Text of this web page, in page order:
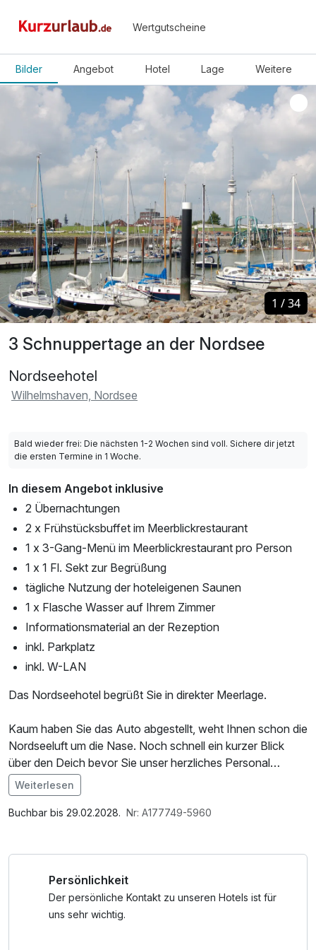
Wertgutscheine
Bilder Angebot Hotel Lage Weitere
3 Schnuppertage an der Nordsee
Nordseehotel
Wilhelmshaven, Nordsee
1 /34
1 /34
Bald wieder frei: Die nächsten 1-2 Wochen sind voll. Sichere dir jetzt
die ersten Termine in 1 Woche.
In diesem Angebot inklusive
2 Übernachtungen
2 x Frühstücksbuffet im Meerblickrestaurant
1 x 3-Gang-Menü im Meerblickrestaurant pro Person
1 x 1 Fl. Sekt zur Begrüßung
tägliche Nutzung der hoteleigenen Saunen
1 x Flasche Wasser auf Ihrem Zimmer
Informationsmaterial an der Rezeption
inkl. Parkplatz
inkl. W-LAN
Das Nordseehotel begrüßt Sie in direkter Meerlage.
Kaum haben Sie das Auto abgestellt, weht Ihnen schon die
Nordseeluft um die Nase. Noch schnell ein kurzer Blick
über den Deich bevor Sie unser herzliches Personal
begrüßt.
Alle wichtigen Informationen bekommen? Dann schnell auf
Von einem Großteil unserer Zimmer genießen Sie den
direkten Blick auf die Nordsee.
Am Abend verwöhnt Sie das Team vom Panorama
Im Angebot enthalten
1 Flasche Mineralwasser, Saunabenutzung, Saunatuch,
Weiterlesen
Buchbar bis 29.02.2028. Nr: A177749-5960
Persönlichkeit
Der persönliche Kontakt zu unseren Hotels ist für
uns sehr wichtig.